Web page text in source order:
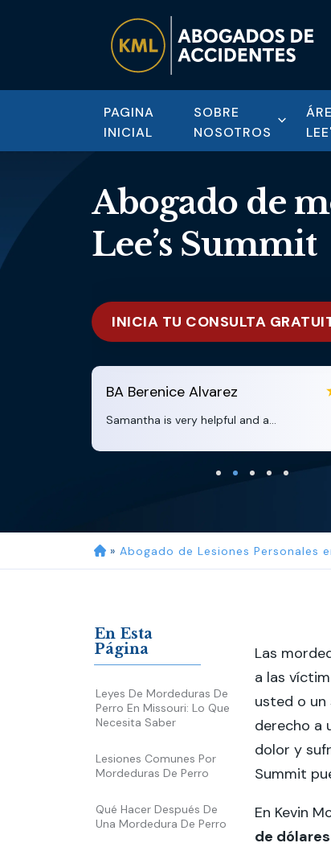
PAGINA
INICIAL
SOBRE
NOSOTROS
Abogado de
Lee’s Summit
INICIA TU CONSULTA
BA Berenice Alvarez
Samantha is very helpful and a...
» Abogado de Lesiones Personales
En Esta
Página
Leyes De Mordeduras De
Perro En Missouri: Lo Que
Necesita Saber
Lesiones Comunes Por
Mordeduras De Perro
Qué Hacer Después De
Una Mordedura De Perro
Las
a las
usted o
derecho a
dolor y
Summit
En Kevin
de dólares